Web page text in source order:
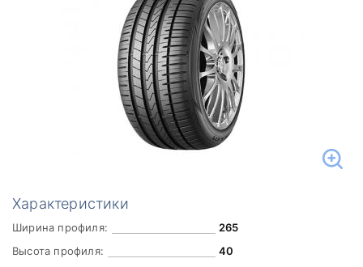
Характеристики
Ширина профиля:
265
Высота профиля:
40